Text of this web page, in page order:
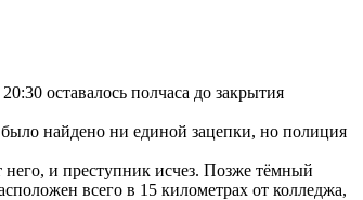
оставалось полчаса до закрытия
найдено ни единой зацепки, но полиция
и преступник исчез. Позже тёмный
всего в 15 километрах от колледжа,